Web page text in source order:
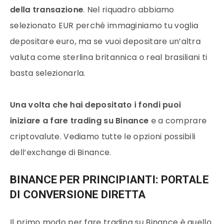
della transazione. Nel riquadro abbiamo
selezionato EUR perché immaginiamo tu voglia
depositare euro, ma se vuoi depositare un’altra
valuta come sterlina britannica o real brasiliani ti
basta selezionarla.
Una volta che hai depositato i fondi puoi
iniziare a fare trading su Binance e a comprare
criptovalute. Vediamo tutte le opzioni possibili
dell’exchange di Binance.
BINANCE PER PRINCIPIANTI: PORTALE
DI CONVERSIONE DIRETTA